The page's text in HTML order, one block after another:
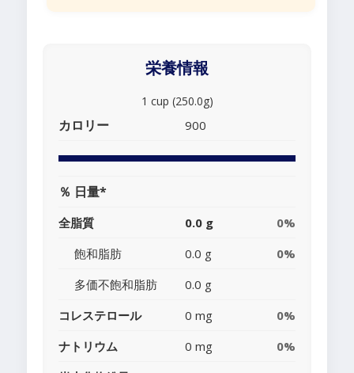
栄養情報
1 cup (250.0g)
カロリー 900
％ 日量*
全脂質 0.0 g
0%
飽和脂肪
0.0 g
0%
多価不飽和脂肪
0.0 g
コレステロール
0 mg
0%
ナトリウム
0 mg
0%